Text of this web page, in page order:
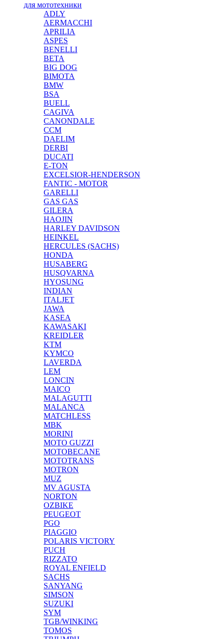
для мототехники
ADLY
AERMACCHI
APRILIA
ASPES
BENELLI
BETA
BIG DOG
BIMOTA
BMW
BSA
BUELL
CAGIVA
CANONDALE
CCM
DAELIM
DERBI
DUCATI
E-TON
EXCELSIOR-HENDERSON
FANTIC - MOTOR
GARELLI
GAS GAS
GILERA
HAOJIN
HARLEY DAVIDSON
HEINKEL
HERCULES (SACHS)
HONDA
HUSABERG
HUSQVARNA
HYOSUNG
INDIAN
ITALJET
JAWA
KASEA
KAWASAKI
KREIDLER
KTM
KYMCO
LAVERDA
LEM
LONCIN
MAICO
MALAGUTTI
MALANCA
MATCHLESS
MBK
MORINI
MOTO GUZZI
MOTOBECANE
MOTOTRANS
MOTRON
MUZ
MV AGUSTA
NORTON
OZBIKE
PEUGEOT
PGO
PIAGGIO
POLARIS VICTORY
PUCH
RIZZATO
ROYAL ENFIELD
SACHS
SANYANG
SIMSON
SUZUKI
SYM
TGB/WINKING
TOMOS